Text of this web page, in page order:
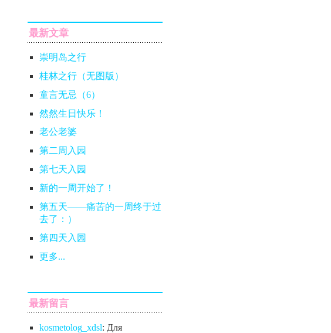
最新文章
崇明岛之行
桂林之行（无图版）
童言无忌（6）
然然生日快乐！
老公老婆
第二周入园
第七天入园
新的一周开始了！
第五天——痛苦的一周终于过
去了：）
第四天入园
更多...
最新留言
kosmetolog_xdsl: Для